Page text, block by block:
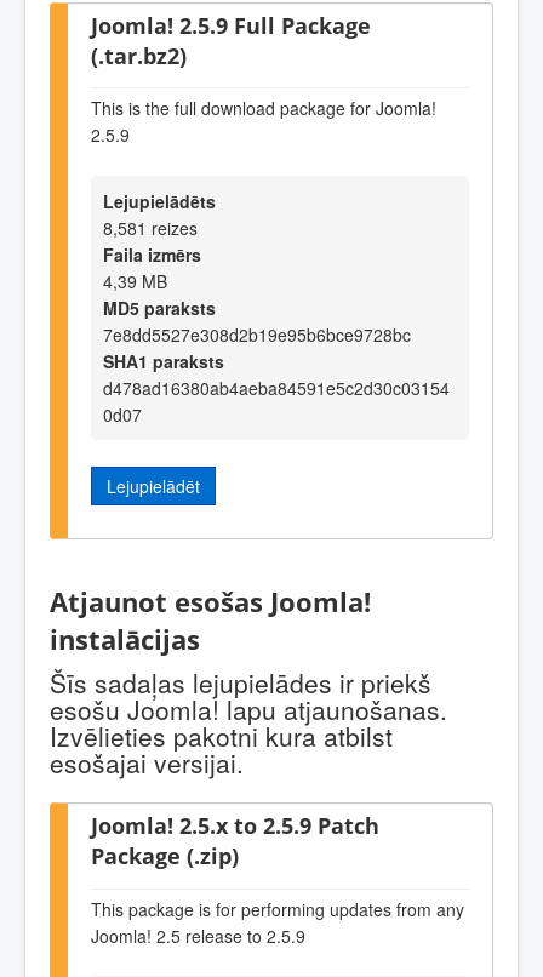
Joomla! 2.5.9 Full Package
(.tar.bz2)
This is the full download package for Joomla!
2.5.9
Lejupielādēts
8,581 reizes
Faila izmērs
4,39 MB
MD5 paraksts
7e8dd5527e308d2b19e95b6bce9728bc
SHA1 paraksts
d478ad16380ab4aeba84591e5c2d30c03154
0d07
Lejupielādēt
Atjaunot esošas Joomla!
instalācijas
Šīs sadaļas lejupielādes ir priekš
esošu Joomla! lapu atjaunošanas.
Izvēlieties pakotni kura atbilst
esošajai versijai.
Joomla! 2.5.x to 2.5.9 Patch
Package (.zip)
This package is for performing updates from any
Joomla! 2.5 release to 2.5.9